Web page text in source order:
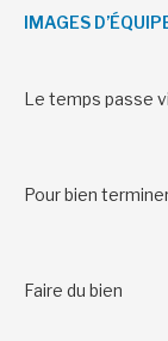
IMAGES
Le temps passe
Pour bien
Faire du bien